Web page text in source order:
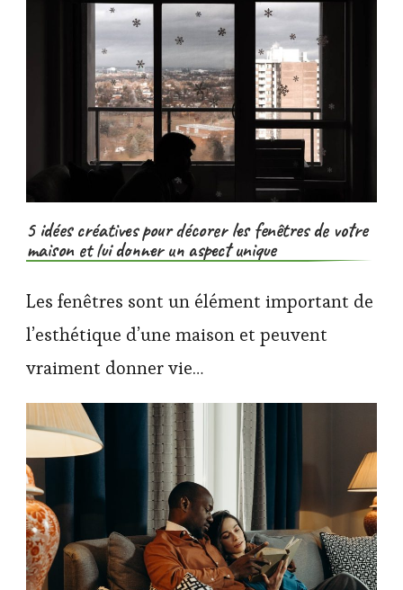
5 idées créatives pour décorer les fenêtres de votre
maison et lui donner un aspect unique
Les fenêtres sont un élément important de
l’esthétique d’une maison et peuvent
vraiment donner vie…